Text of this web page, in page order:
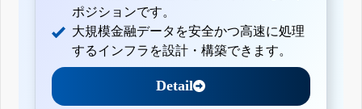
ポジションです。
大規模金融データを安全かつ高速に処理
するインフラを設計・構築できます。
Detail